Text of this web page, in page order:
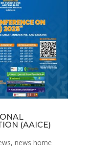
(AAICE)
, news home